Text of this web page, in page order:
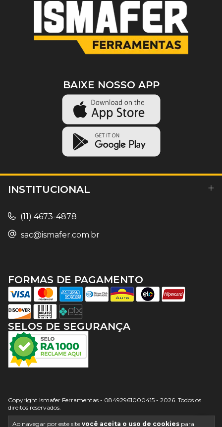
Ao navegar por este site você aceita o uso de cookies para
INSTITUCIONAL
(11) 4673-4878
sac@ismafer.com.br
BAIXE NOSSO APP
SELOS DE SEGURANÇA
FORMAS DE PAGAMENTO
Copyright Ismafer Ferramentas - 08492961000415 - 2026. Todos os
direitos reservados.